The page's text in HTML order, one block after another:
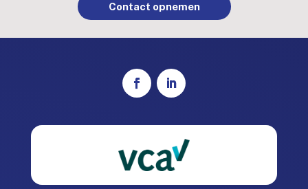
Contact opnemen